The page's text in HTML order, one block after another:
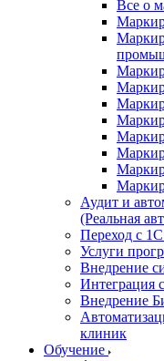
Все о
Аудит и
(Реальная
Переход с
Услуги
Внедрение
Интеграция
Внедрение
клиник
Обучение